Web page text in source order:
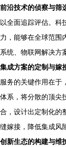
前沿技术的侦察与筛
以全面追踪评估。科
力，能够在全球范围
系统、物联网解决方
集成方案的定制与嫁
服务的关键作用在于
体系，将分散的顶尖
合，设计出定制化的
缝嫁接，降低集成风
创新生态的构建与维